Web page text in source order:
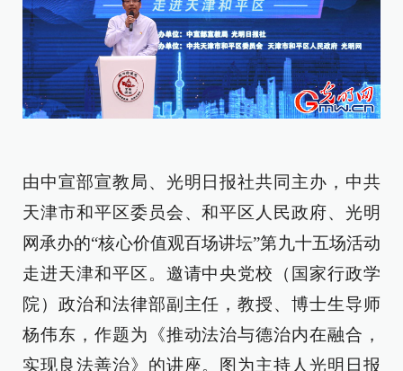
由中宣部宣教局、光明日报社共同主办， 中共
天津市和平区委员会、和平区人民政府、光明
网承办的“核心价值观百场讲坛”第九十五场活动
走进天津和平区。邀请中央党校（国家行政学
院）政治和法律部副主任，教授、博士生导师
杨伟东，作题为《推动法治与德治内在融合，
实现良法善治》的讲座。图为主持人光明日报